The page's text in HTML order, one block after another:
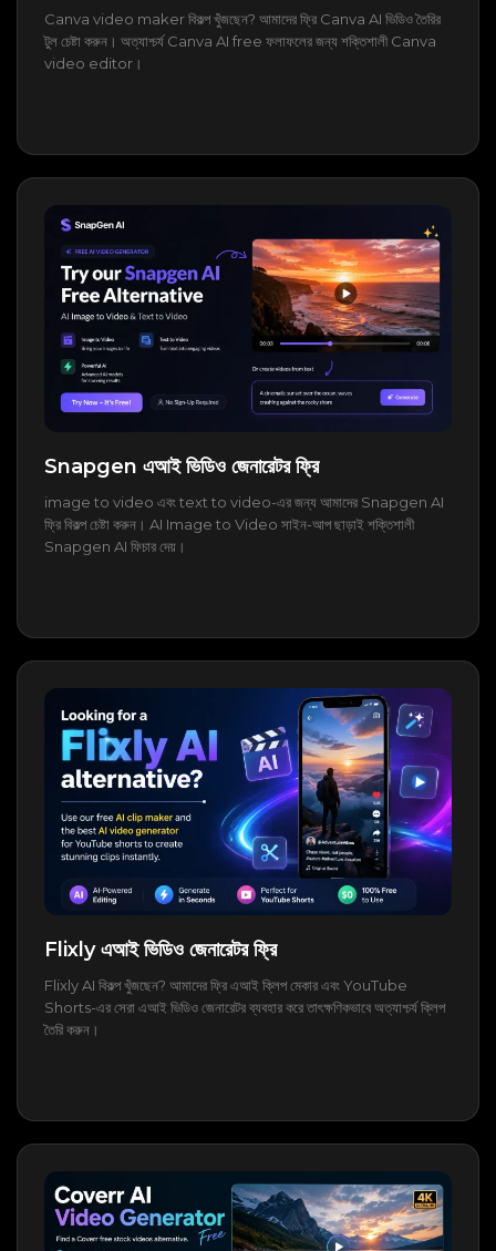
Canva video maker বিকল্প খুঁজছেন? আমাদের ফ্রি Canva AI ভিডিও তৈরির
টুল চেষ্টা করুন। অত্যাশ্চর্য Canva AI free ফলাফলের জন্য শক্তিশালী Canva
video editor।
Snapgen এআই ভিডিও জেনারেটর ফ্রি
image to video এবং text to video-এর জন্য আমাদের Snapgen AI
ফ্রি বিকল্প চেষ্টা করুন। AI Image to Video সাইন-আপ ছাড়াই শক্তিশালী
Snapgen AI ফিচার দেয়।
Flixly এআই ভিডিও জেনারেটর ফ্রি
Flixly AI বিকল্প খুঁজছেন? আমাদের ফ্রি এআই ক্লিপ মেকার এবং YouTube
Shorts-এর সেরা এআই ভিডিও জেনারেটর ব্যবহার করে তাৎক্ষণিকভাবে অত্যাশ্চর্য ক্লিপ
তৈরি করুন।